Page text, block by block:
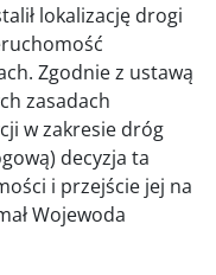
lokalizację drogi
Zgodnie z ustawą
zasadach
w zakresie dróg
decyzja ta
i przejście jej na
Wojewoda